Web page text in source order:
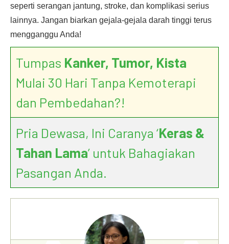
seperti serangan jantung, stroke, dan komplikasi serius
lainnya. Jangan biarkan gejala-gejala darah tinggi terus
mengganggu Anda!
Tumpas Kanker, Tumor, Kista
Mulai 30 Hari Tanpa Kemoterapi
dan Pembedahan?!
Pria Dewasa, Ini Caranya ‘Keras &
Tahan Lama’ untuk Bahagiakan
Pasangan Anda.